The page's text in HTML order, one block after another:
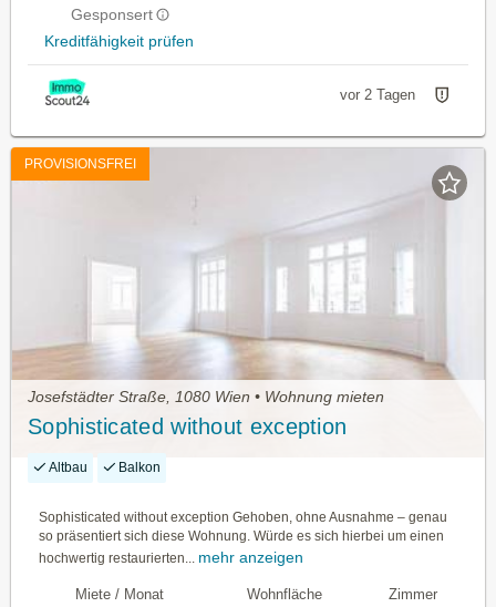
Gesponsert
Kreditfähigkeit prüfen
vor 2 Tagen
PROVISIONSFREI
Josefstädter Straße, 1080 Wien • Wohnung mieten
Sophisticated without exception
Altbau Balkon
Sophisticated without exception Gehoben, ohne Ausnahme – genau
so präsentiert sich diese Wohnung. Würde es sich hierbei um einen
hochwertig restaurierten... mehr anzeigen
Miete / Monat Wohnfläche Zimmer